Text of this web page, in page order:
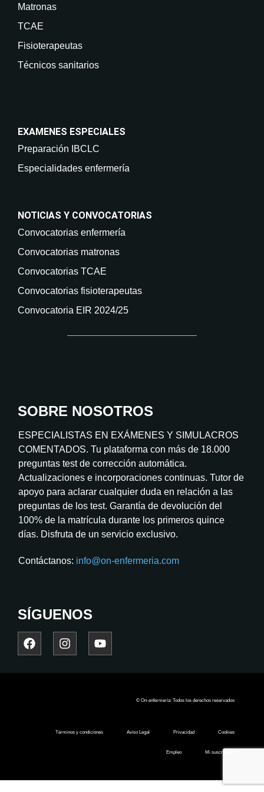
Matronas
TCAE
Fisioterapeutas
Técnicos sanitarios
EXAMENES ESPECIALES
Preparación IBCLC
Especialidades enfermería
NOTICIAS Y CONVOCATORIAS
Convocatorias enfermería
Convocatorias matronas
Convocatorias TCAE
Convocatorias fisioterapeutas
Convocatoria EIR 2024/25
SOBRE NOSOTROS
ESPECIALISTAS EN EXÁMENES Y SIMULACROS
COMENTADOS. Tu plataforma con más de 18.000
preguntas test de corrección automática.
Actualizaciones e incorporaciones continuas. Tutor de
apoyo para aclarar cualquier duda en relación a las
preguntas de los test. Garantía de devolución del
100% de la matrícula durante los primeros quince
días. Disfruta de un servicio exclusivo.
Contáctanos: info@on-enfermeria.com
SÍGUENOS
© On-enfermería: Todos los derechos reservados
Términos y condiciones Aviso Legal Privacidad Cookies
Empleo Mi suscripción